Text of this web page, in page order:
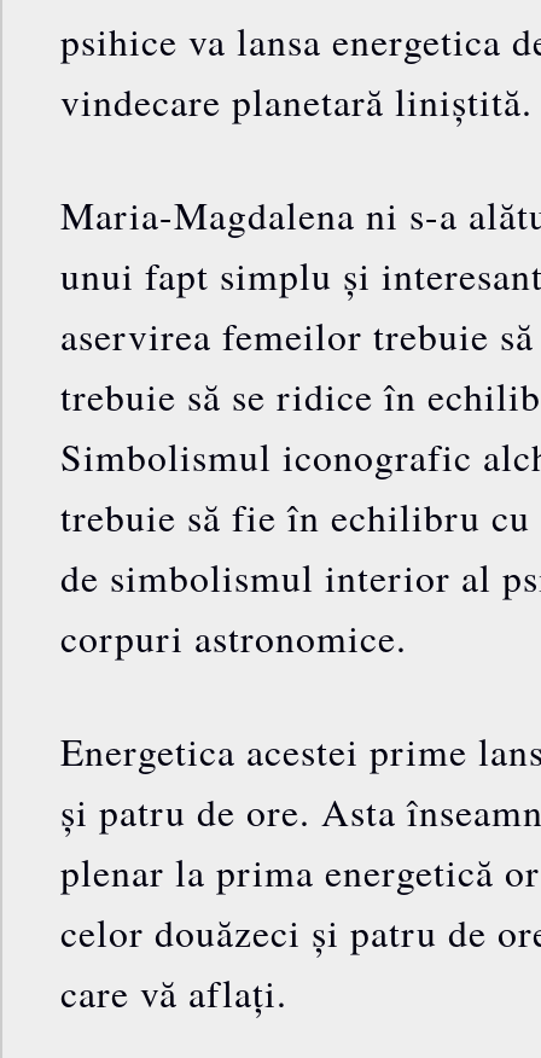
psihice va lansa energetica
vindecare planetară liniștită.
Maria-Magdalena ni s-a
unui fapt simplu și
aservirea femeilor trebuie
trebuie să se ridice în
Simbolismul iconografic
trebuie să fie în echilibru cu
de simbolismul interior al
corpuri astronomice.
Energetica acestei prime
și patru de ore. Asta
plenar la prima energetică
celor douăzeci și patru de
care vă aflați.